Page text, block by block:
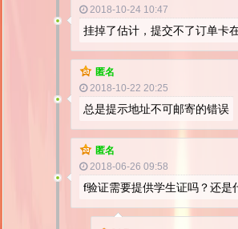
2018-10-24 10:47
挂掉了估计，提交不了订单卡
匿名
2018-10-22 20:25
总是提示地址不可邮寄的错误
匿名
2018-06-26 09:58
f验证需要提供学生证吗？还是